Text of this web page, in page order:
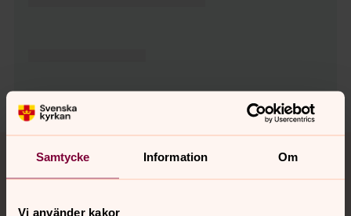
Samtycke Information Om
Vi använder kakor
Tillbaka till toppen
Tillbaka till innehållet